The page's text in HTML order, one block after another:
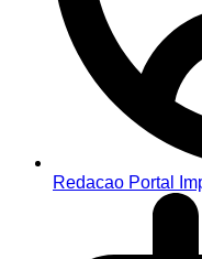
Redacao Portal